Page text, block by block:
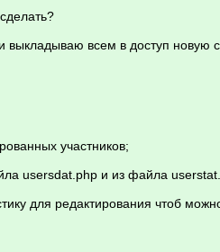
выкладываю всем в доступ
участников;
usersdat.php и из файла
для редактирования чтоб